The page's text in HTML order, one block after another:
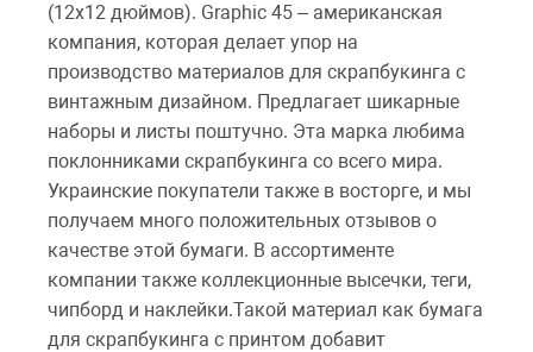
(12х12 дюймов). Graphic 45 – американская
компания, которая делает упор на
производство материалов для скрапбукинга с
винтажным дизайном. Предлагает шикарные
наборы и листы поштучно. Эта марка любима
поклонниками скрапбукинга со всего мира.
Украинские покупатели также в восторге, и мы
получаем много положительных отзывов о
качестве этой бумаги. В ассортименте
компании также коллекционные высечки, теги,
чипборд и наклейки.Такой материал как бумага
для скрапбукинга с принтом добавит